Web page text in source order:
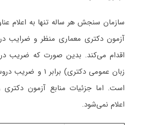
سازمان سنجش هر ساله تنها به اعلام
آزمون دکتری معماری منظر و ضرایب
اقدام می‌کند. بدین صورت که ضریب
است. اما جزئیات منابع آزمون دکتری
اعلام نمی‌شود.